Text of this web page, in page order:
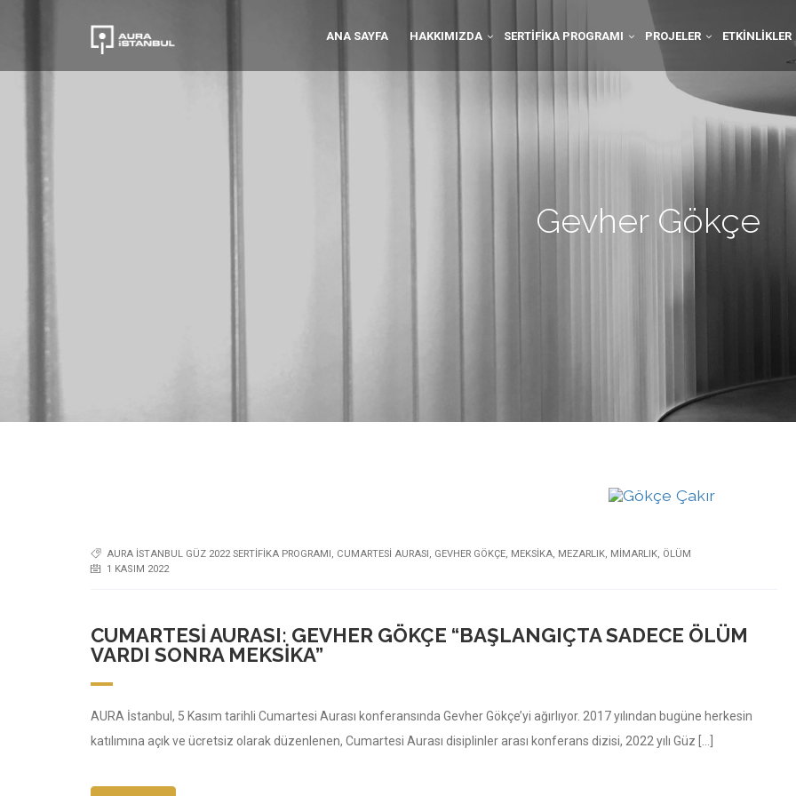
ANA SAYFA HAKKIMIZDA SERTIFIKA PROGRAMI PROJELER ETKINLIKLER
AURA İSTANBUL GÜZ 2022 SERTIFIKA PROGRAMI, CUMARTESI AURASI, GEVHER GÖKÇE, MEKSIKA, MEZARLIK, MIMARLIK, ÖLÜM
1 KASIM 2022
CUMARTESI AURASI: GEVHER GÖKÇE “BAŞLANGIÇTA SADECE ÖLÜM
VARDI SONRA MEKSIKA”
AURA İstanbul, 5 Kasım tarihli Cumartesi Aurası konferansında Gevher Gökçe’yi ağırlıyor. 2017 yılından bugüne herkesin
katılımına açık ve ücretsiz olarak düzenlenen, Cumartesi Aurası disiplinler arası konferans dizisi, 2022 yılı Güz […]